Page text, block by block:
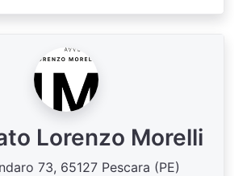
Lorenzo Morelli
73, 65127 Pescara (PE)